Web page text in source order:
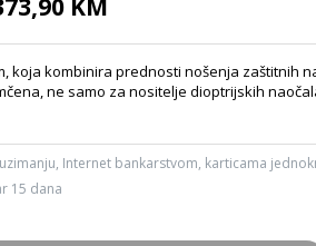
KM
koja kombinira prednosti nošenja zaštitnih
ne samo za nositelje dioptrijskih
Internet bankarstvom, karticama
15 dana